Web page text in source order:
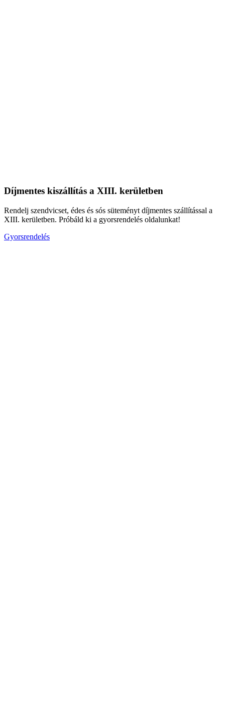
Díjmentes kiszállítás a XIII. kerületben
Rendelj szendvicset, édes és sós süteményt díjmentes szállítással a
XIII. kerületben. Próbáld ki a gyorsrendelés oldalunkat!
Gyorsrendelés